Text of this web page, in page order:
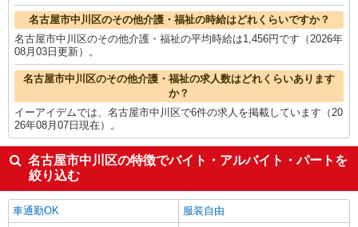
名古屋市中川区のその他介護・福祉の時給はどれくらいですか？
名古屋市中川区のその他介護・福祉の平均時給は1,456円です（2026年
08月03日更新）。
名古屋市中川区のその他介護・福祉の求人数はどれくらいあります
か？
イーアイデムでは、名古屋市中川区で6件の求人を掲載しています（20
26年08月07日現在）。
名古屋市中川区の特徴でバイト・アルバイト・パートを
絞り込む
車通勤OK
服装自由